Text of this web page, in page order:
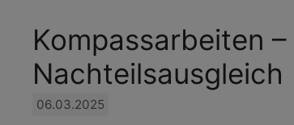
Kompassarbeiten
Nachteilsausgleich
06.03.2025